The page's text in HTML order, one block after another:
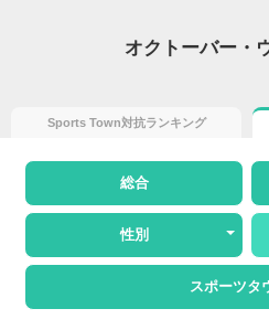
オクトーバー・
Sports Town対抗ランキング
総合
性別
スポーツタ